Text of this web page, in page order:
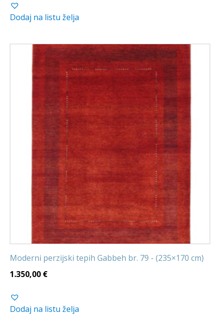
Dodaj na listu želja
Moderni perzijski tepih Gabbeh br. 79 - (235×170 cm)
1.350,00 €
Dodaj na listu želja